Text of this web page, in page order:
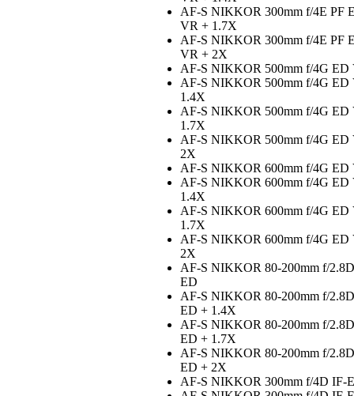
AF-S NIKKOR 300mm f/4E PF
VR + 1.7X
AF-S NIKKOR 300mm f/4E PF
VR + 2X
AF-S NIKKOR 500mm f/4G ED
AF-S NIKKOR 500mm f/4G ED
1.4X
AF-S NIKKOR 500mm f/4G ED
1.7X
AF-S NIKKOR 500mm f/4G ED
2X
AF-S NIKKOR 600mm f/4G ED
AF-S NIKKOR 600mm f/4G ED
1.4X
AF-S NIKKOR 600mm f/4G ED
1.7X
AF-S NIKKOR 600mm f/4G ED
2X
AF-S NIKKOR 80-200mm f/
ED
AF-S NIKKOR 80-200mm f/
ED + 1.4X
AF-S NIKKOR 80-200mm f/
ED + 1.7X
AF-S NIKKOR 80-200mm f/
ED + 2X
AF-S NIKKOR 300mm f/4D IF-